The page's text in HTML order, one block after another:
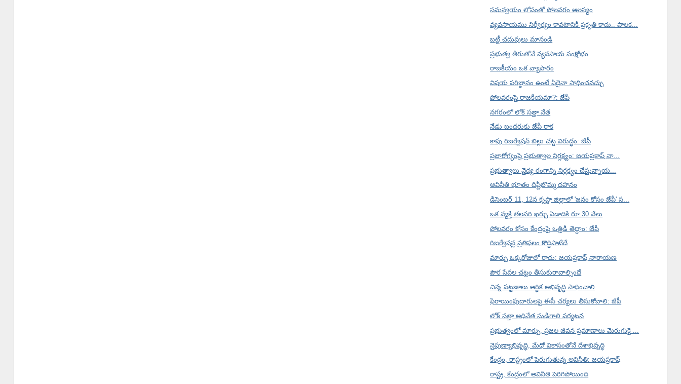
సమన్వయం లోపంతో పోలవరం ఆలస్యం
వ్యవసాయము నిర్వీర్యం కావటానికి ప్రకృతి కాదు.. పాలక...
బట్టీ చదువులు మానండి
ప్రభుత్వ తీరుతోనే వ్యవసాయ సంక్షోభం
రాజకీయం ఒక వ్యాపారం
విషయ పరిజ్ఞానం ఉంటే ఏదైనా సాధించవచ్చు
పోలవరంపై రాజకీయమా?: జేపీ
నగరంలో లోక్ సత్తా నేత
నేడు బందరుకు జేపీ రాక
కాపు రిజర్వేషన్ బిల్లు చట్ట విరుద్ధం: జేపీ
ప్రజారోగ్యంపై ప్రభుత్వాల నిర్లక్ష్యం: జయప్రకాష్ నా...
ప్రభుత్వాలు వైద్య రంగాన్ని నిర్లక్ష్యం చేస్తున్నాయ...
అవినీతి భూతం దిష్టిబొమ్మ దహనం
డిసెంబర్ 11, 12న కృష్ణా జిల్లాలో 'జనం కోసం జేపీ' స...
ఒక వ్యక్తి తలసరి ఖర్చు ఏడాదికి రూ.30 వేలు
పోలవరం కోసం కేంద్రంపై ఒత్తిడి తెద్దాం: జేపీ
రిజర్వేషన్ల ప్రతిఫలం కొద్దిపాటిదే
మార్పు ఒక్కరోజులో రాదు: జయప్రకాష్ నారాయణ
పౌర సేవల చట్టం తీసుకురావాల్సిందే
చిన్న పట్టణాలు ఆర్థిక అభివృద్ధి సాధించాలి
ఫిరాయింపుదారులపై ఈసీ చర్యలు తీసుకోవాలి: జేపీ
లోక్ సత్తా అధినేత సుడిగాలి పర్యటన
ప్రభుత్వంలో మార్పు, ప్రజల జీవన ప్రమాణాలు మెరుగుకై ...
నైపుణ్యాభివృద్ధి, మేధో వికాసంతోనే దేశాభివృద్ధి
కేంద్రం, రాష్ట్రంలో పెరుగుతున్న అవినీతి: జయప్రకాష్
రాష్ట్ర, కేంద్రంలో అవినీతి పెరిగిపోయింది